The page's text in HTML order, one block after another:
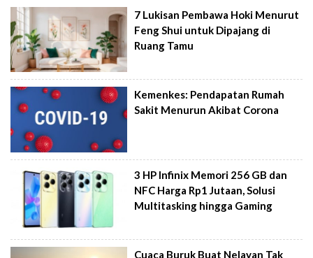
7 Lukisan Pembawa Hoki Menurut
Feng Shui untuk Dipajang di
Ruang Tamu
Kemenkes: Pendapatan Rumah
Sakit Menurun Akibat Corona
3 HP Infinix Memori 256 GB dan
NFC Harga Rp1 Jutaan, Solusi
Multitasking hingga Gaming
Cuaca Buruk Buat Nelayan Tak